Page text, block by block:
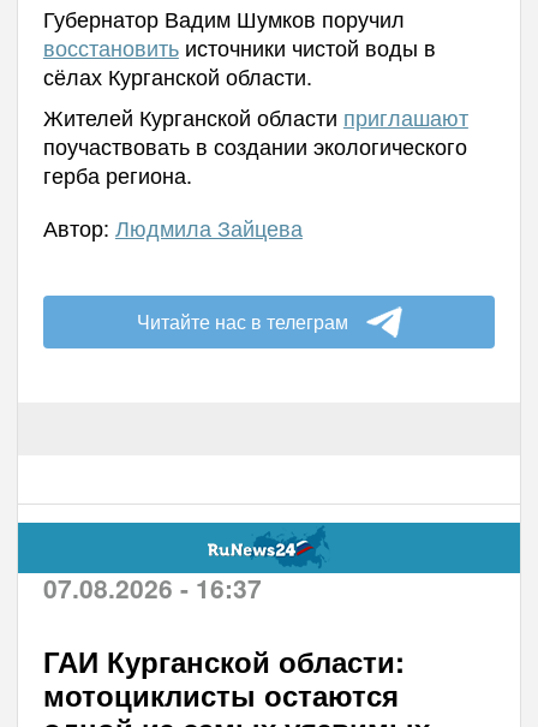
Губернатор Вадим Шумков поручил
восстановитьисточники чистой воды в
сёлах Курганской области.
Жителей Курганской области приглашают
поучаствовать в создании экологического
герба региона.
Автор: Людмила Зайцева
Читайте нас в телеграм
07.08.2026 - 16:37
ГАИ Курганской области:
мотоциклисты остаются